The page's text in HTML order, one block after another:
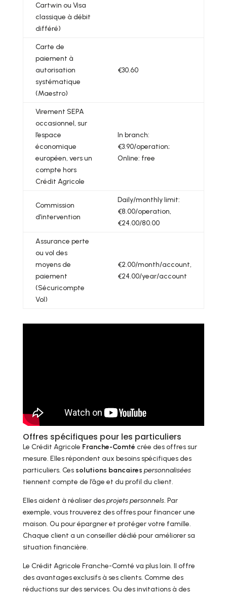
Cartwin ou Visa
classique à débit
différé)
Carte de
paiement à
autorisation
systématique
(Maestro)
€30.60
Virement SEPA
occasionnel, sur
l’espace
économique
européen, vers un
compte hors
Crédit Agricole
In branch:
€3.90/operation;
Online: free
Commission
d’intervention
Daily/monthly limit:
€8.00/operation,
€24.00/80.00
Assurance perte
ou vol des
moyens de
paiement
(Sécuricompte
Vol)
€2.00/month/account,
€24.00/year/account
Offres spécifiques pour les particuliers
Le Crédit Agricole Franche-Comté crée des offres sur
mesure. Elles répondent aux besoins spécifiques des
particuliers. Ces solutions bancaires personnalisées
tiennent compte de l’âge et du profil du client.
Elles aident à réaliser desprojets personnels. Par
exemple, vous trouverez des offres pour financer une
maison. Ou pour épargner et protéger votre famille.
Chaque client a un conseiller dédié pour améliorer sa
situation financière.
Le Crédit Agricole Franche-Comté va plus loin. Il offre
des avantages exclusifs à ses clients. Comme des
réductions sur des services. Ou des invitations à des